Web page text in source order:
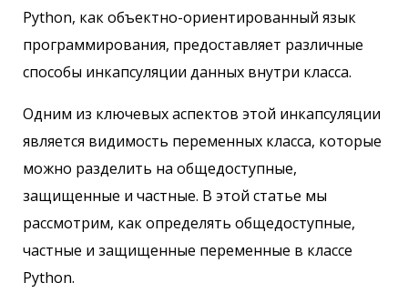
Python, как объектно-ориентированный язык
программирования, предоставляет различные
способы инкапсуляции данных внутри класса.
Одним из ключевых аспектов этой инкапсуляции
является видимость переменных класса, которые
можно разделить на общедоступные,
защищенные и частные. В этой статье мы
рассмотрим, как определять общедоступные,
частные и защищенные переменные в классе
Python.